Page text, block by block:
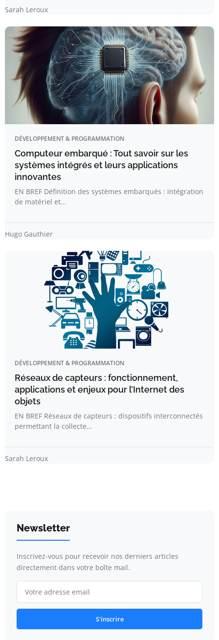
Sarah Leroux
DÉVELOPPEMENT & PROGRAMMATION
Computeur embarqué : Tout savoir sur les
systèmes intégrés et leurs applications
innovantes
EN BREF Définition des systèmes embarqués : intégration
de matériel et…
Hugo Gauthier
DÉVELOPPEMENT & PROGRAMMATION
Réseaux de capteurs : fonctionnement,
applications et enjeux pour l’Internet des
objets
EN BREF Réseaux de capteurs : dispositifs interconnectés
permettant la collecte…
Sarah Leroux
Newsletter
Inscrivez-vous pour recevoir nos derniers articles
directement dans votre boîte mail.
S'inscrire